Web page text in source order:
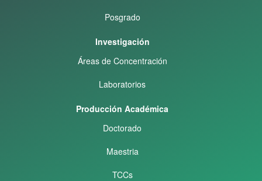
Posgrado
Investigación
Áreas de Concentración
Laboratorios
Producción Académica
Doctorado
Maestria
TCCs